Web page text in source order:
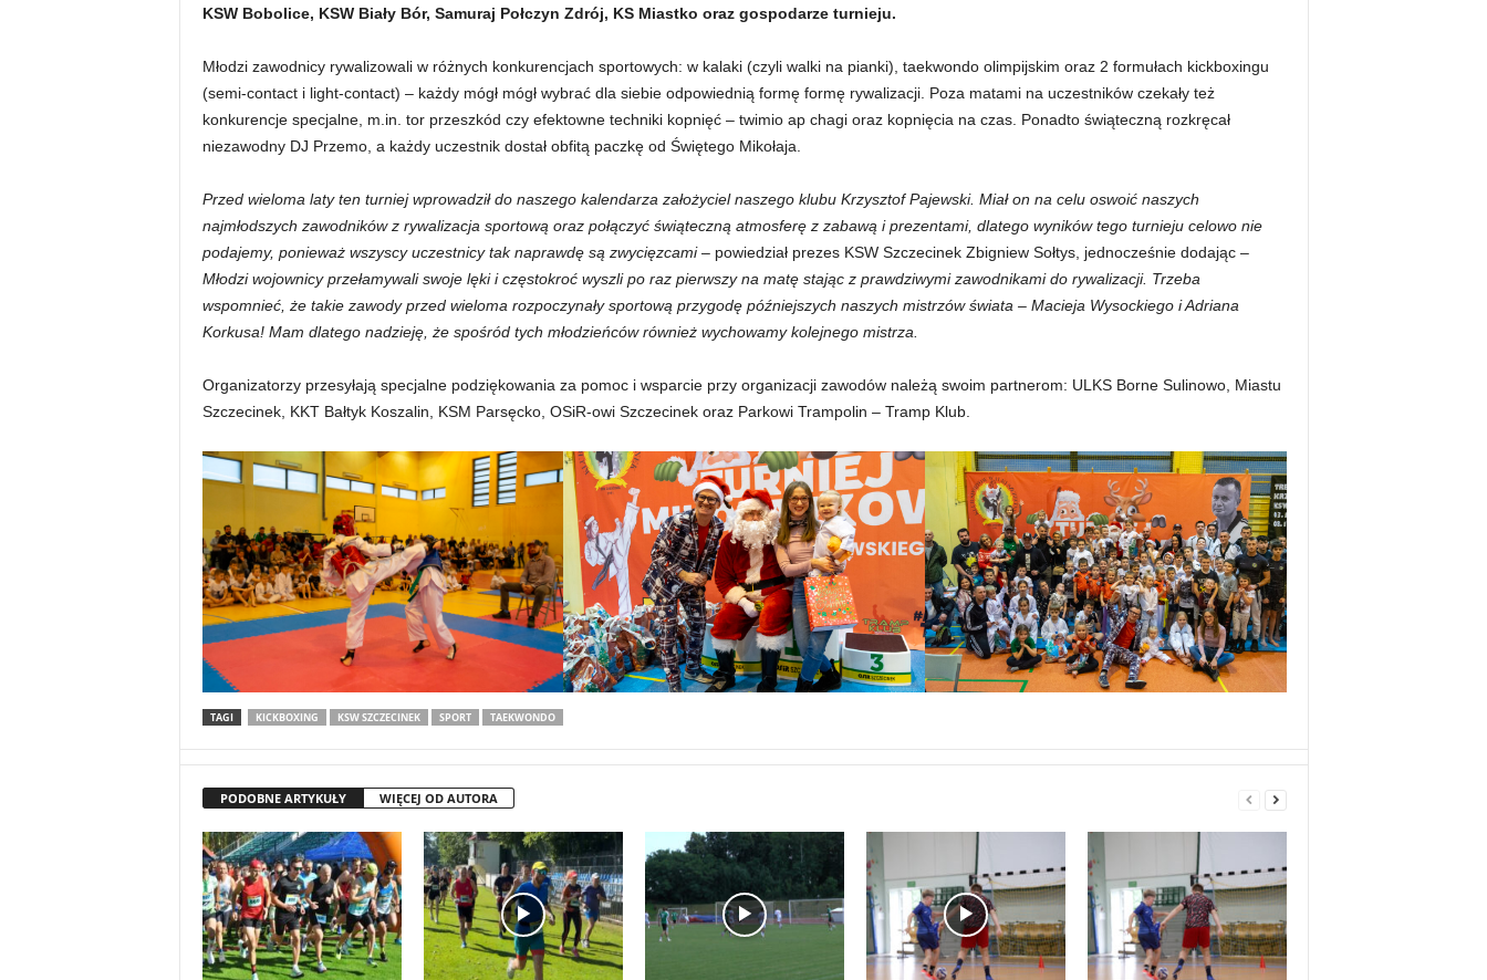
KSW Bobolice, KSW Biały Bór, Samuraj Połczyn Zdrój, KS Miastko oraz gospodarze turnieju.
Młodzi zawodnicy rywalizowali w różnych konkurencjach sportowych: w kalaki (czyli walki na pianki), taekwondo olimpijskim oraz 2 formułach kickboxingu
(semi-contact i light-contact) – każdy mógł mógł wybrać dla siebie odpowiednią formę formę rywalizacji. Poza matami na uczestników czekały też
konkurencje specjalne, m.in. tor przeszkód czy efektowne techniki kopnięć – twimio ap chagi oraz kopnięcia na czas. Ponadto świąteczną rozkręcał
niezawodny DJ Przemo, a każdy uczestnik dostał obfitą paczkę od Świętego Mikołaja.
Przed wieloma laty ten turniej wprowadził do naszego kalendarza założyciel naszego klubu Krzysztof Pajewski. Miał on na celu oswoić naszych
najmłodszych zawodników z rywalizacja sportową oraz połączyć świąteczną atmosferę z zabawą i prezentami, dlatego wyników tego turnieju celowo nie
podajemy, ponieważ wszyscy uczestnicy tak naprawdę są zwycięzcami– powiedział prezes KSW Szczecinek Zbigniew Sołtys, jednocześnie dodając –
Młodzi wojownicy przełamywali swoje lęki i częstokroć wyszli po raz pierwszy na matę stając z prawdziwymi zawodnikami do rywalizacji. Trzeba
wspomnieć, że takie zawody przed wieloma rozpoczynały sportową przygodę późniejszych naszych mistrzów świata – Macieja Wysockiego i Adriana
Korkusa! Mam dlatego nadzieję, że spośród tych młodzieńców również wychowamy kolejnego mistrza.
Organizatorzy przesyłają specjalne podziękowania za pomoc i wsparcie przy organizacji zawodów należą swoim partnerom: ULKS Borne Sulinowo, Miastu
Szczecinek, KKT Bałtyk Koszalin, KSM Parsęcko, OSiR-owi Szczecinek oraz Parkowi Trampolin – Tramp Klub.
TAGI KICKBOXING KSW SZCZECINEK SPORT TAEKWONDO
PODOBNE ARTYKUŁY WIĘCEJ OD AUTORA